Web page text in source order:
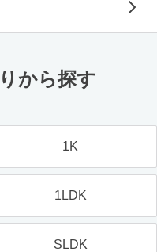
から探す
1K
1LDK
SLDK